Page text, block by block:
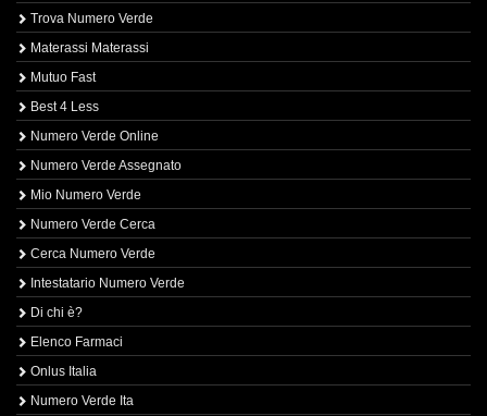
Trova Numero Verde
Materassi Materassi
Mutuo Fast
Best 4 Less
Numero Verde Online
Numero Verde Assegnato
Mio Numero Verde
Numero Verde Cerca
Cerca Numero Verde
Intestatario Numero Verde
Di chi è?
Elenco Farmaci
Onlus Italia
Numero Verde Ita